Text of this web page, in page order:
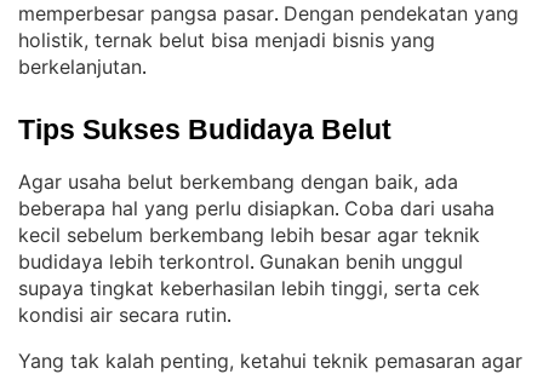
memperbesar pangsa pasar. Dengan pendekatan yang
holistik, ternak belut bisa menjadi bisnis yang
berkelanjutan.
Tips Sukses Budidaya Belut
Agar usaha belut berkembang dengan baik, ada
beberapa hal yang perlu disiapkan. Coba dari usaha
kecil sebelum berkembang lebih besar agar teknik
budidaya lebih terkontrol. Gunakan benih unggul
supaya tingkat keberhasilan lebih tinggi, serta cek
kondisi air secara rutin.
Yang tak kalah penting, ketahui teknik pemasaran agar